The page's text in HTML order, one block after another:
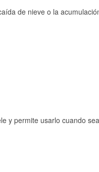
de nieve o la
y permite usarlo cuando